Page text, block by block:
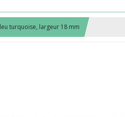
turquoise, largeur 18 mm